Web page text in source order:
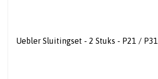
Uebler Sluitingset - 2 Stuks - P21 / P31